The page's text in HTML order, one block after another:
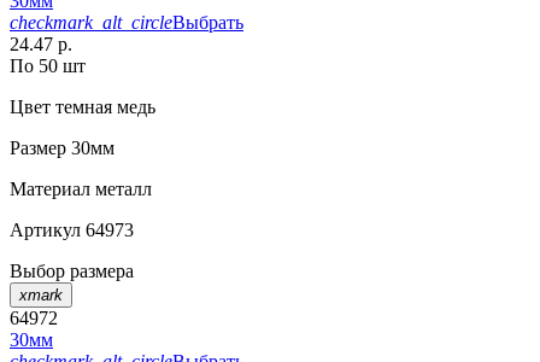
checkmark_alt_circleВыбрать
24.47 р.
По 50 шт
Цвет темная медь
Размер 30мм
Материал металл
Артикул 64973
Выбор размера
xmark
64972
30мм